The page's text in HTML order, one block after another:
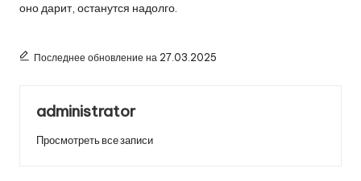
оно дарит, останутся надолго.
Последнее обновление на 27.03.2025
administrator
Просмотреть все записи